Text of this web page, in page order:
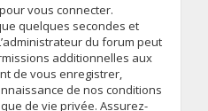
vous connecter.
quelques secondes et
du forum peut
additionnelles aux
de vous enregistrer,
de nos conditions
de vie privée. Assurez-